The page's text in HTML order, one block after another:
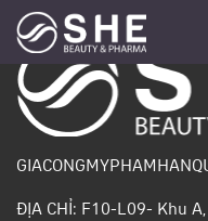
ĐỊA CHỈ: F10-L09- Khu